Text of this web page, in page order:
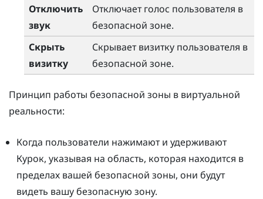
Отключить
звук
Отключает голос пользователя в
безопасной зоне.
Скрыть
визитку
Скрывает визитку пользователя в
безопасной зоне.
Принцип работы безопасной зоны в виртуальной
реальности:
Когда пользователи нажимают и удерживают
Курок, указывая на область, которая находится в
пределах вашей безопасной зоны, они будут
видеть вашу безопасную зону.